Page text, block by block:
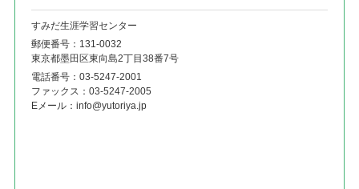
すみだ生涯学習センター
郵便番号：131‐0032
東京都墨田区東向島2丁目38番7号
電話番号： 03-5247-2001
ファックス： 03-5247-2005
Eメール： info@yutoriya.jp